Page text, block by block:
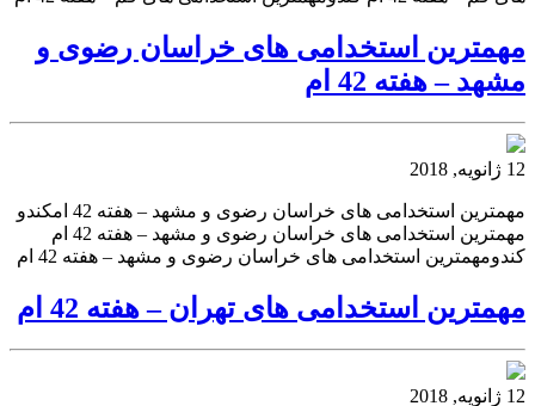
مهمترین استخدامی های خراسان رضوی و
مشهد – هفته 42 ام
12 ژانویه, 2018
مهمترین استخدامی های خراسان رضوی و مشهد – هفته 42 امکندو
مهمترین استخدامی های خراسان رضوی و مشهد – هفته 42 ام
کندومهمترین استخدامی های خراسان رضوی و مشهد – هفته 42 ام
مهمترین استخدامی های تهران – هفته 42 ام
12 ژانویه, 2018